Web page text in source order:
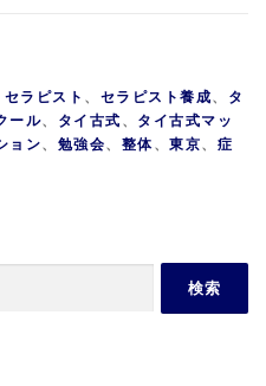
セラピスト 、 セラピスト養成、 タ
ール、 タイ古式、 タイ古式マッ
ョン、 勉強会、 整体、 東京、 症